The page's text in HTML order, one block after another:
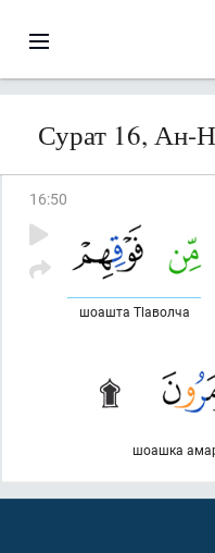
Сурат 16, Ан-
16:50
шоашта Тlаволча
шоашка